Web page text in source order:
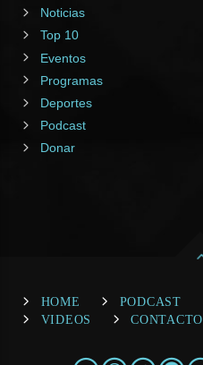
Noticias
Top 10
Eventos
Programas
Deportes
Podcast
Donar
HOME PODCAST
VIDEOS
CONTACTO